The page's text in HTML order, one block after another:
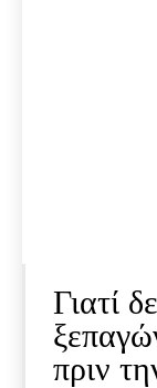
Γιατί
πριν